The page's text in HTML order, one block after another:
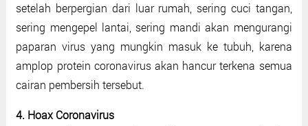
setelah berpergian dari luar rumah, sering cuci tangan,
sering mengepel lantai, sering mandi akan mengurangi
paparan virus yang mungkin masuk ke tubuh, karena
amplop protein coronavirus akan hancur terkena semua
cairan pembersih tersebut.
4. Hoax Coronavirus